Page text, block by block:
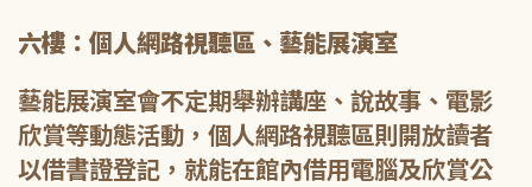
六樓：個人網路視聽區、藝能展演室
藝能展演室會不定期舉辦講座、說故事、電影
欣賞等動態活動，個人網路視聽區則開放讀者
以借書證登記，就能在館內借用電腦及欣賞公